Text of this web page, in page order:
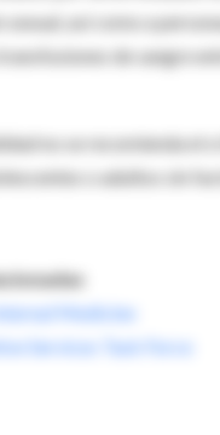
sexual, así como a
de sangre
no se recomienda el
o adultos sin
Medicine
Services Task Force